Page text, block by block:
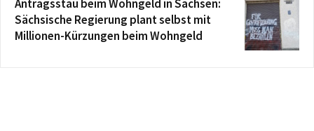
Antragsstau beim Wohngeld in Sachsen:
Sächsische Regierung plant selbst mit
Millionen-Kürzungen beim Wohngeld